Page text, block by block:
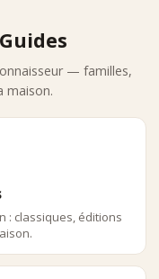
— familles,
maison.
: classiques, éditions